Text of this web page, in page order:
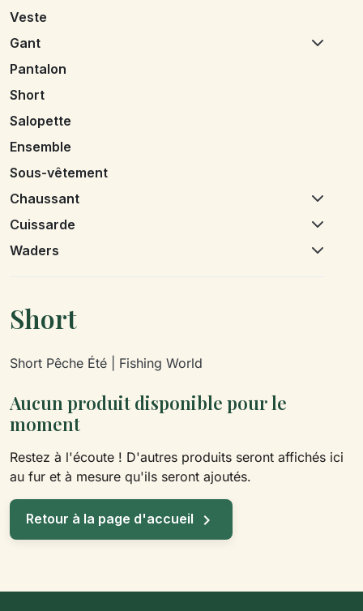
Veste
Gant
Pantalon
Short
Salopette
Ensemble
Sous-vêtement
Chaussant
Cuissarde
Waders
Short
Short Pêche Été | Fishing World
Aucun produit disponible pour le
moment
Restez à l'écoute ! D'autres produits seront affichés ici
au fur et à mesure qu'ils seront ajoutés.
Retour à la page d'accueil 